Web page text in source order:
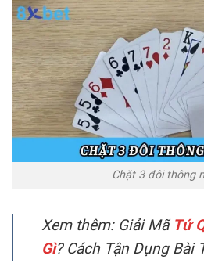
Chặt 3 đôi thông
Xem thêm: Giải Mã Tứ
Gì? Cách Tận Dụng Bài